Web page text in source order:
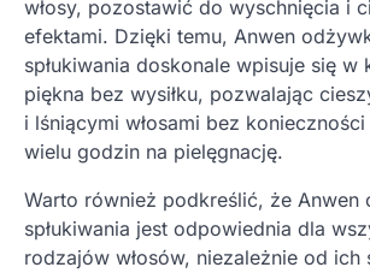
włosy, pozostawić do wyschnięcia i
efektami. Dzięki temu, Anwen
spłukiwania doskonale wpisuje się w
piękna bez wysiłku, pozwalając
i lśniącymi włosami bez
wielu godzin na pielęgnację.
Warto również podkreślić, że Anwen
spłukiwania jest odpowiednia dla
rodzajów włosów, niezależnie od ich